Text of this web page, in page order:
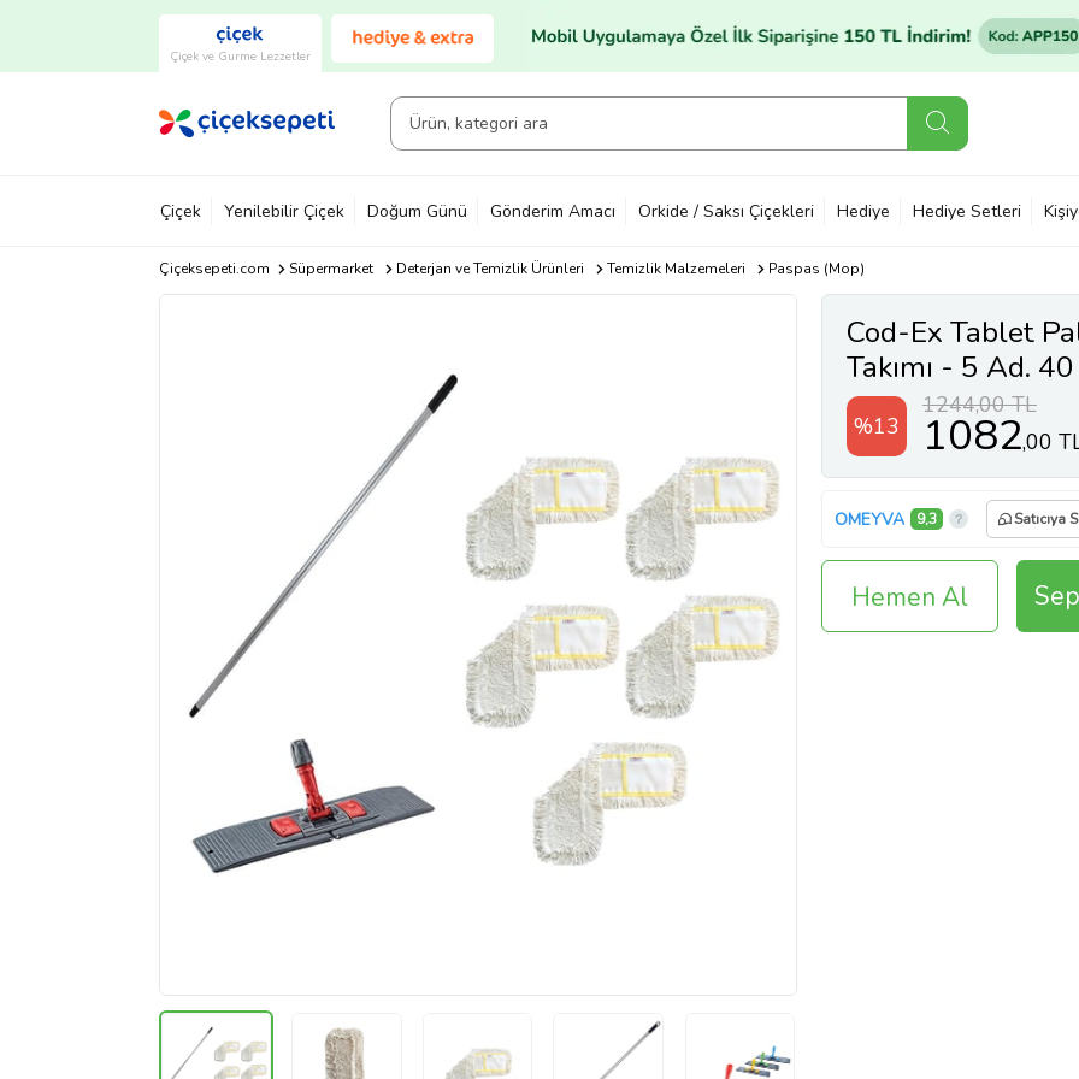
Çiçek ve Gurme Lezzetler
Çiçek Yenilebilir Çiçek Doğum Günü Gönderim Amacı Orkide / Saksı Çiçekleri Hediye Hediye Setleri
Çiçeksepeti.com Süpermarket Deterjan ve Temizlik Ürünleri Temizlik Malzemeleri Paspas (Mop)
Cod-Ex Tablet
Takımı - 5 Ad.
+ Metal Vidalı Sap
%13
1244,00 TL
1082,00
OMEYVA 9,3 Satıcıya
Hemen Al